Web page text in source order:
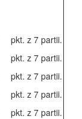
pkt. z 7 partii.
pkt. z 7 partii.
pkt. z 7 partii.
pkt. z 7 partii.
pkt. z 7 partii.